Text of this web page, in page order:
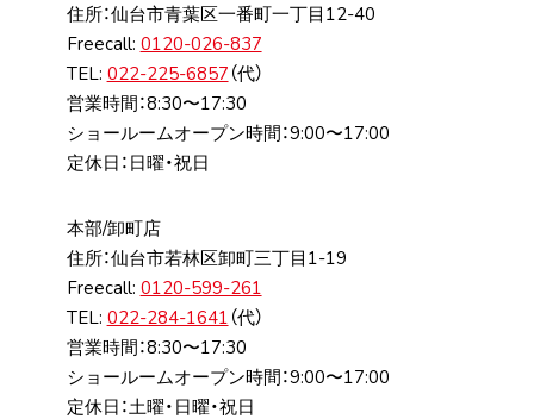
住所：仙台市⻘葉区⼀番町⼀丁⽬12-40
Freecall: 0120-026-837
TEL: 022-225-6857 （代）
営業時間：8:30〜17:30
ショールームオープン時間：9:00〜17:00
定休日：日曜・祝日
本部/卸町店
住所：仙台市若林区卸町三丁⽬1-19
Freecall: 0120-599-261
TEL: 022-284-1641 （代）
営業時間：8:30〜17:30
ショールームオープン時間：9:00〜17:00
定休日：土曜・日曜・祝日